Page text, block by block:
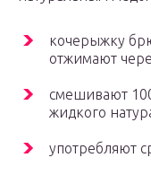
кочерыжку
отжимают
смешивают
жидкого
употребляют